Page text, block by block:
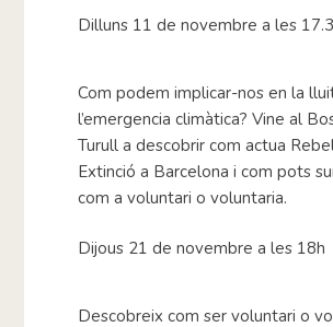
Dilluns 11 de novembre a les
Com podem implicar-nos en la
l’emergencia climàtica? Vine al
Turull a descobrir com actua
Extinció a Barcelona i com pots
com a voluntari o voluntaria.
Dijous 21 de novembre a les 18h
Descobreix com ser voluntari o